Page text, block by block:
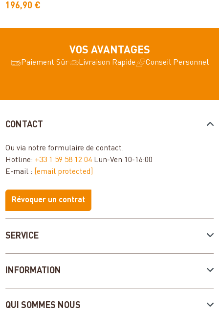
196,90 €
VOS AVANTAGES
Paiement Sûr Livraison Rapide Conseil Personnel
SERVICE
INFORMATION
QUI SOMMES NOUS
CONTACT
Ou via notreformulaire de contact.
Hotline: +33 1 59 58 12 04 Lun-Ven 10-16:00
E-mail :
[email protected]
Révoquer un contrat